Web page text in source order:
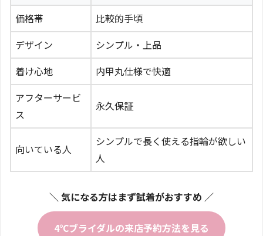
価格帯
比較的手頃
デザイン
シンプル・上品
着け心地
内甲丸仕様で快適
アフターサービ
ス
永久保証
向いている人
シンプルで長く使える指輪が欲しい
人
＼ 気になる方はまず試着がおすすめ ／
4℃ブライダルの来店予約方法を見る